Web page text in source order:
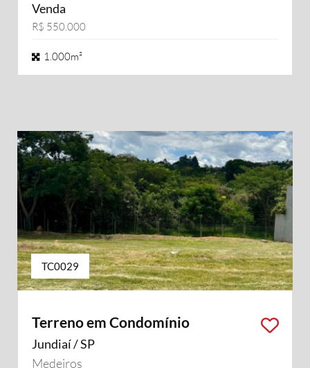
Venda
R$ 550.000
1.000m²
TC0029
Terreno em Condomínio
Jundiaí / SP
Medeiros